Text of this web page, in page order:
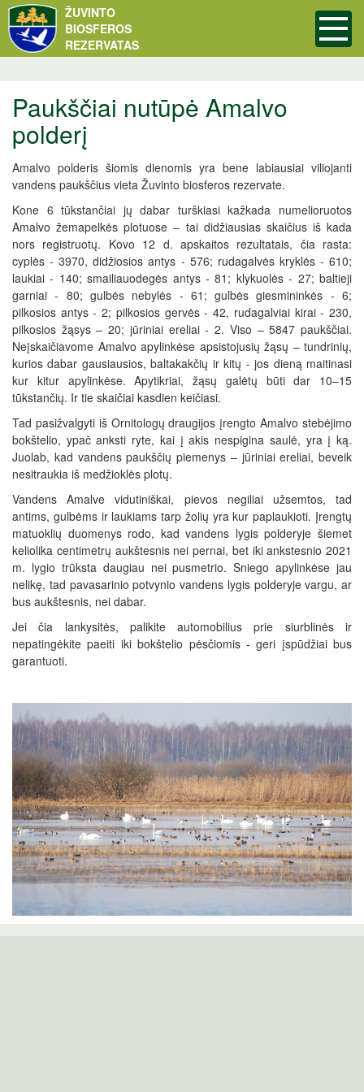
ŽUVINTO
BIOSFEROS
REZERVATAS
Paukščiai nutūpė Amalvo
polderį
Amalvo polderis šiomis dienomis yra bene labiausiai viliojanti
vandens paukščius vieta Žuvinto biosferos rezervate.
Kone 6 tūkstančiai jų dabar turškiasi kažkada numelioruotos
Amalvo žemapelkės plotuose – tai didžiausias skaičius iš kada
nors registruotų. Kovo 12 d. apskaitos rezultatais, čia rasta:
cyplės - 3970, didžiosios antys - 576; rudagalvės kryklės - 610;
laukiai - 140; smailiauodegės antys - 81; klykuolės - 27; baltieji
garniai - 80; gulbės nebylės - 61; gulbės giesmininkės - 6;
pilkosios antys - 2; pilkosios gervės - 42, rudagalviai kirai - 230,
pilkosios žąsys – 20; jūriniai ereliai - 2. Viso – 5847 paukščiai.
Neįskaičiavome Amalvo apylinkėse apsistojusių žąsų – tundrinių,
kurios dabar gausiausios, baltakakčių ir kitų - jos dieną maitinasi
kur kitur apylinkėse. Apytikriai, žąsų galėtų būti dar 10–15
tūkstančių. Ir tie skaičiai kasdien keičiasi.
Tad pasižvalgyti iš Ornitologų draugijos įrengto Amalvo stebėjimo
bokštelio, ypač anksti ryte, kai į akis nespigina saulė, yra į ką.
Juolab, kad vandens paukščių piemenys – jūriniai ereliai, beveik
nesitraukia iš medžioklės plotų.
Vandens Amalve vidutiniškai, pievos negiliai užsemtos, tad
antims, gulbėms ir laukiams tarp žolių yra kur paplaukioti. Įrengtų
matuoklių duomenys rodo, kad vandens lygis polderyje šiemet
keliolika centimetrų aukštesnis nei pernai, bet iki ankstesnio 2021
m. lygio trūksta daugiau nei pusmetrio. Sniego apylinkėse jau
nelikę, tad pavasarinio potvynio vandens lygis polderyje vargu, ar
bus aukštesnis, nei dabar.
Jei čia lankysitės, palikite automobilius prie siurblinės ir
nepatingėkite paeiti iki bokštelio pėsčiomis - geri įspūdžiai bus
garantuoti.